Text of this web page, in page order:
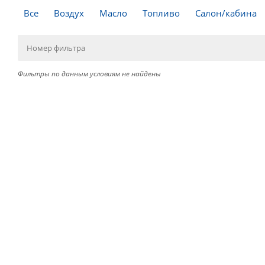
Все Воздух Масло Топливо Салон/кабина
Фильтры по данным условиям не найдены